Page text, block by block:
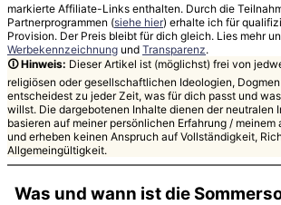
markierte Affiliate-Links enthalten. Durch die
Partnerprogrammen (siehe hier) erhalte ich für
Provision. Der Preis bleibt für dich gleich. Lies mehr
Werbekennzeichnung und Transparenz.
🛈Hinweis: Dieser Artikel ist (möglichst) frei von
religiösen oder gesellschaftlichen Ideologien,
entscheidest zu jeder Zeit, was für dich passt und
willst. Die dargebotenen Inhalte dienen der neutralen
basieren auf meiner persönlichen Erfahrung /
und erheben keinen Anspruch auf Vollständigkeit,
Allgemeingültigkeit.
Was und wann ist die